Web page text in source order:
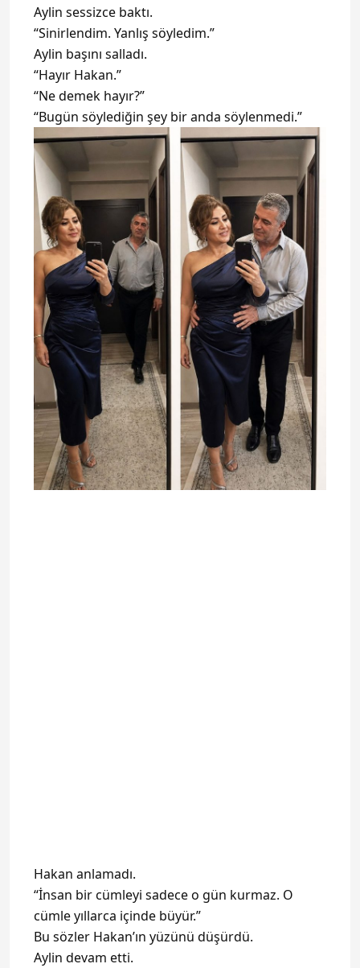
Aylin sessizce baktı.
“Sinirlendim. Yanlış söyledim.”
Aylin başını salladı.
“Hayır Hakan.”
“Ne demek hayır?”
“Bugün söylediğin şey bir anda söylenmedi.”
Hakan anlamadı.
“İnsan bir cümleyi sadece o gün kurmaz. O
cümle yıllarca içinde büyür.”
Bu sözler Hakan’ın yüzünü düşürdü.
Aylin devam etti.